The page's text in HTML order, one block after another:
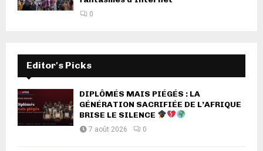
0
Editor's Picks
DIPLÔMÉS MAIS PIÉGÉS : LA
GÉNÉRATION SACRIFIÉE DE L’AFRIQUE
BRISE LE SILENCE
7 août 2026 0